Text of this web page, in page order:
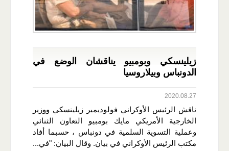
زيلينسكي وبومبيو يناقشان الوضع في
الدونباس وبيلاروسيا
2020.08.27
ناقش الرئيس الأوكراني فولوديمير زيلينسكي ووزير
الخارجية الأمريكي مايك بومبيو التعاون الثنائي
وعملية التسوية السلمية في دونباس ، حسبما أفاد
مكتب الرئيس الأوكراني في بيان. وقال البيان: "في...